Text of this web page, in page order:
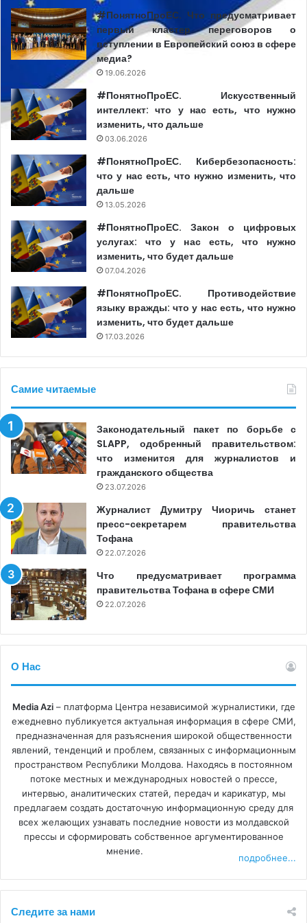
требования по обеспечению информирования
общественности.
Media Aziсообщало, что GRT уже был
оштрафован на 7000 леев за нарушения в освещении
избирательной кампании и на две штрафы на общую
сумму 60 000 леев за неоднократные нарушения норм
по обеспечению информирования общественности,
предусмотренных Кодексом аудиовизуальных медиа-
услуг. В то же время, на заседании 11 сентября Совет
директоров постановил приостановить на один день
#ПонятноПроЕС. Что предусматривает
первый кластер переговоров о
вступлении в Европейский союз в сфере
медиа?
19.06.2026
#ПонятноПроЕС. Искусственный
интеллект: что у нас есть, что нужно
изменить, что дальше
03.06.2026
#ПонятноПроЕС. Кибербезопасность:
что у нас есть, что нужно изменить, что
дальше
13.05.2026
#ПонятноПроЕС. Закон о цифровых
услугах: что у нас есть, что нужно
изменить, что будет дальше
07.04.2026
#ПонятноПроЕС. Противодействие
языку вражды: что у нас есть, что нужно
изменить, что будет дальше
17.03.2026
Самие читаемые
Законодательный пакет по борьбе с
SLAPP, одобренный правительством:
что изменится для журналистов и
гражданского общества
23.07.2026
Журналист Думитру Чиоричь станет
пресс-секретарем правительства
Тофана
22.07.2026
Что предусматривает программа
правительства Тофана в сфере СМИ
22.07.2026
О Нас
Media Azi– платформа Центра независимой журналистики, где
ежедневно публикуется актуальная информация в сфере СМИ,
предназначенная для разъяснения широкой общественности
явлений, тенденций и проблем, связанных с информационным
пространством Республики Молдова. Находясь в постоянном
потоке местных и международных новостей о прессе,
интервью, аналитических статей, передач и карикатур, мы
предлагаем создать достаточную информационную среду для
всех желающих узнавать последние новости из молдавской
прессы и сформировать собственное аргументированное
мнение.
подробнее...
Следите за нами